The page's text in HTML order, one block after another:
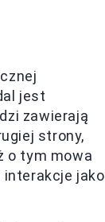
jest
zawierają
strony,
o tym mowa
interakcje jako